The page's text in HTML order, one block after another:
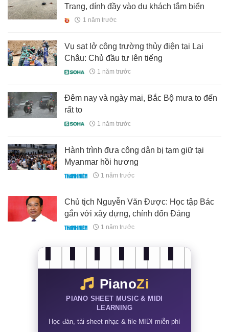
Trang, dính đầy vào du khách tắm biển
1 năm trước
Vụ sạt lở công trường thủy điện tại Lai
Châu: Chủ đầu tư lên tiếng
1 năm trước
Đêm nay và ngày mai, Bắc Bộ mưa to đến
rất to
1 năm trước
Hành trình đưa công dân bị tạm giữ tại
Myanmar hồi hương
1 năm trước
Chủ tịch Nguyễn Văn Được: Học tập Bác
gắn với xây dựng, chỉnh đốn Đảng
1 năm trước
PianoZi
PIANO SHEET MUSIC & MIDI
LEARNING
Học đàn, tải sheet nhạc & file MIDI miễn phí